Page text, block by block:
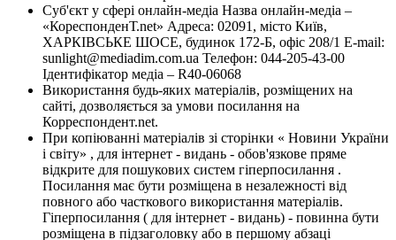
Суб'єкт у сфері онлайн-медіа Назва онлайн-медіа –
«КореспонденТ.net» Адреса: 02091, місто Київ,
ХАРКІВСЬКЕ ШОСЕ, будинок 172-Б, офіс 208/1 E-mail:
sunlight@mediadim.com.ua Телефон: 044-205-43-00
Ідентифікатор медіа – R40-06068
Використання будь-яких матеріалів, розміщених на
сайті, дозволяється за умови посилання на
Корреспондент.net.
При копіюванні матеріалів зі сторінки « Новини України
і світу» , для інтернет - видань - обов'язкове пряме
відкрите для пошукових систем гіперпосилання .
Посилання має бути розміщена в незалежності від
повного або часткового використання матеріалів.
Гіперпосилання ( для інтернет - видань) - повинна бути
розміщена в підзаголовку або в першому абзаці